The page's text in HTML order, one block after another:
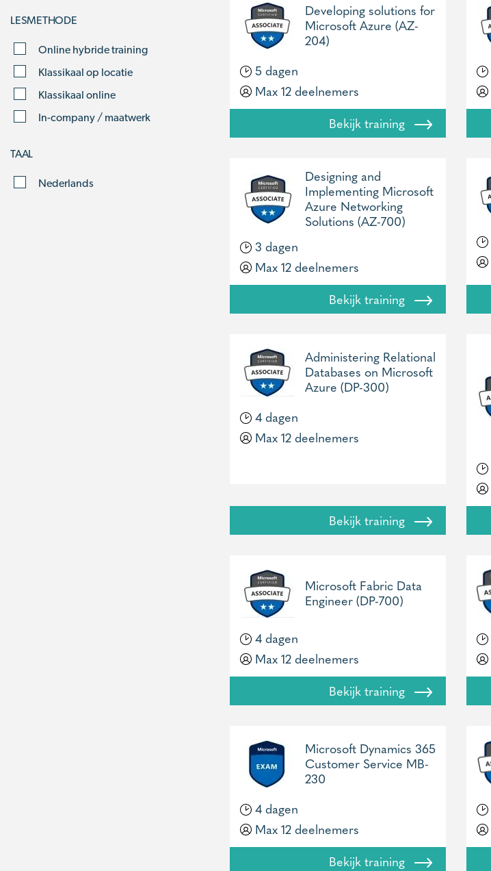
LESMETHODE
Online hybride training
Klassikaal op locatie
Klassikaal online
In-company / maatwerk
TAAL
Nederlands
Developing solutions for
Microsoft Azure (AZ-
204)
5 dagen
Max 12 deelnemers
Bekijk training
Designing and
Implementing Microsoft
Azure Networking
Solutions (AZ-700)
3 dagen
Max 12 deelnemers
Bekijk training
Administering Relational
Databases on Microsoft
Azure (DP-300)
4 dagen
Max 12 deelnemers
Bekijk training
Microsoft Fabric Data
Engineer (DP-700)
4 dagen
Max 12 deelnemers
Bekijk training
Microsoft Dynamics 365
Customer Service MB-
230
4 dagen
Max 12 deelnemers
Bekijk training